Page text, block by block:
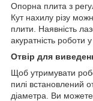
Опорна плита з
Кут нахилу різу
плити. Наявність
акуратність роботи у
Отвір для
Щоб утримувати
пилі встановлений
діаметра. Ви